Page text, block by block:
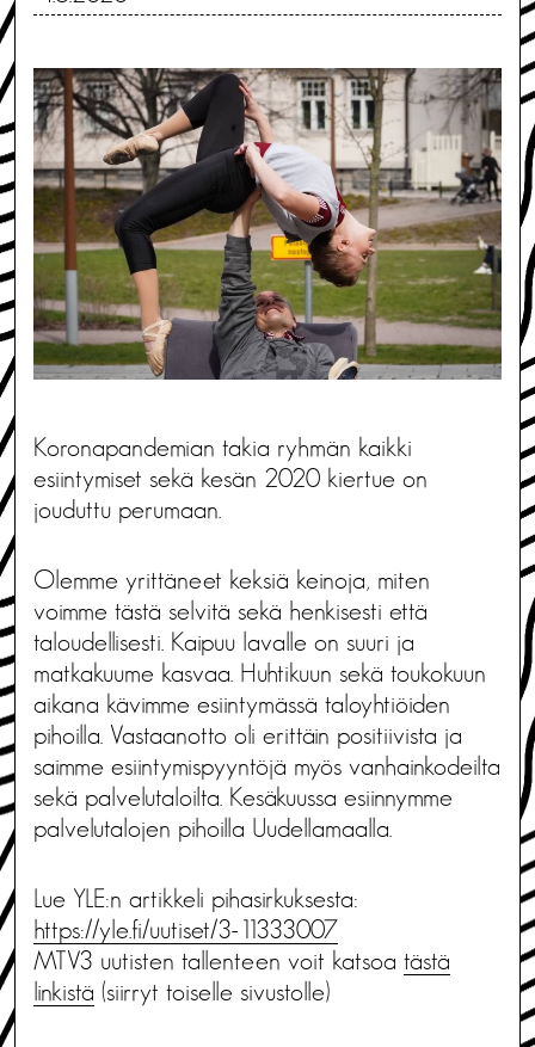
Koronapandemian takia ryhmän kaikki
esiintymiset sekä kesän 2020 kiertue on
jouduttu perumaan.
Olemme yrittäneet keksiä keinoja, miten
voimme tästä selvitä sekä henkisesti että
taloudellisesti. Kaipuu lavalle on suuri ja
matkakuume kasvaa. Huhtikuun sekä toukokuun
aikana kävimme esiintymässä taloyhtiöiden
pihoilla. Vastaanotto oli erittäin positiivista ja
saimme esiintymispyyntöjä myös vanhainkodeilta
sekä palvelutaloilta. Kesäkuussa esiinnymme
palvelutalojen pihoilla Uudellamaalla.
Lue YLE:n artikkeli pihasirkuksesta:
https://yle.fi/uutiset/3-11333007
MTV3 uutisten tallenteen voit katsoa tästä
linkistä (siirryt toiselle sivustolle)